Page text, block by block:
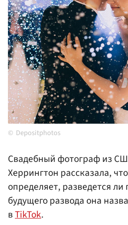
Depositphotos
Свадебный фотограф из
Херрингтон рассказала,
определяет, разведется
будущего развода она
вTikTok.